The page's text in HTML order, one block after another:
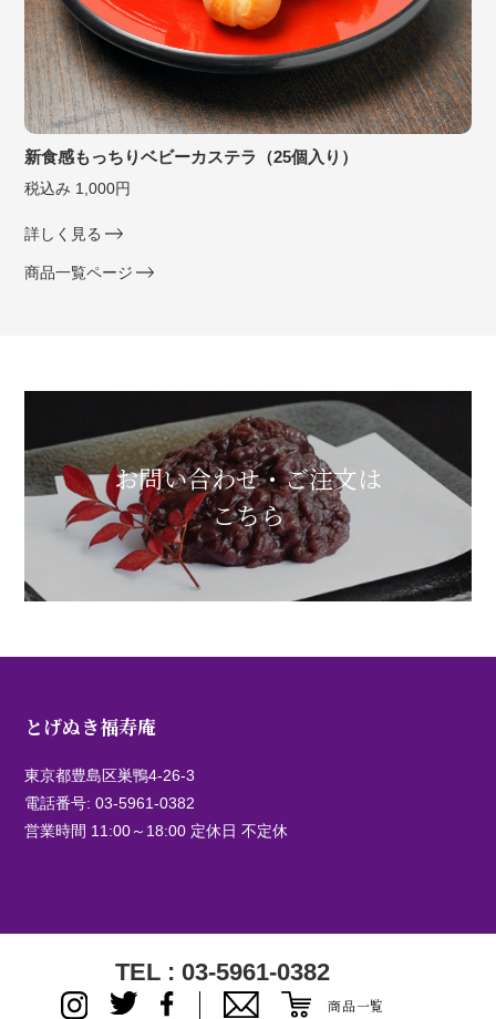
TEL : 03-5961-0382
商品一覧
新食感もっちりベビーカステラ（25個入り）
税込み 1,000円
詳しく見る
商品一覧ページ
お問い合わせ・ご注文は
こちら
とげぬき福寿庵
東京都豊島区巣鴨4-26-3
電話番号:03-5961-0382
営業時間 11:00～18:00 定休日 不定休